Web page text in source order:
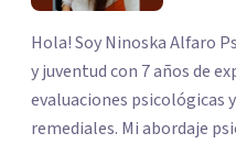
Hola! Soy Ninoska Alfaro
y juventud con 7 años de
evaluaciones psicológicas
remediales. Mi abordaje